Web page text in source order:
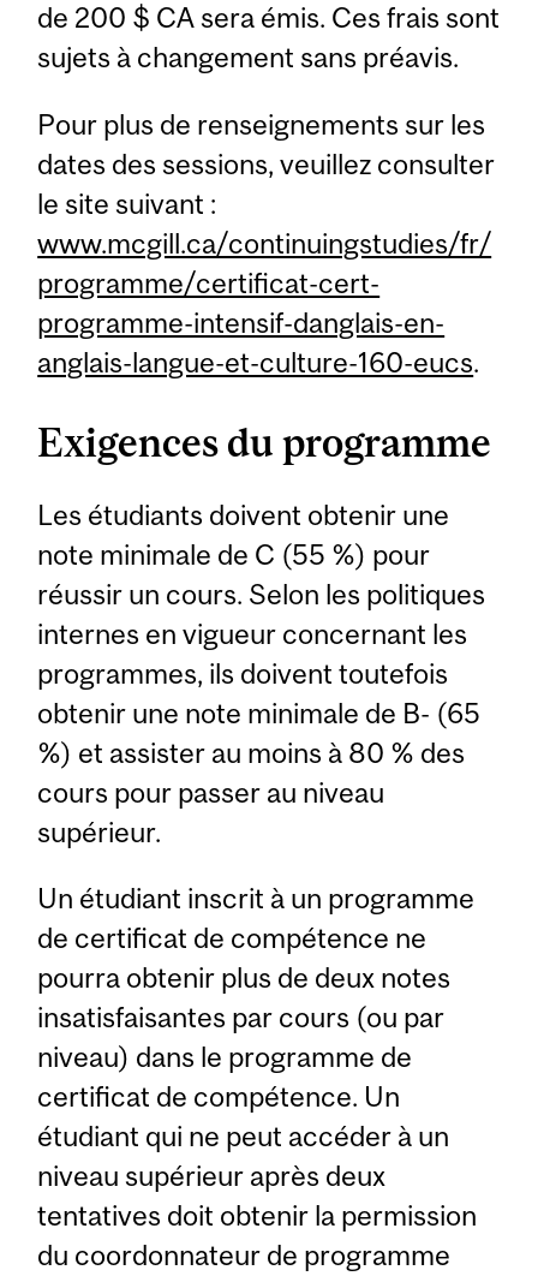
de 200 $ CA sera émis. Ces frais sont
sujets à changement sans préavis.
Pour plus de renseignements sur les
dates des sessions, veuillez consulter
le site suivant :
www.mcgill.ca/continuingstudies/fr/
programme/certificat-cert-
programme-intensif-danglais-en-
anglais-langue-et-culture-160-eucs.
Exigences du programme
Les étudiants doivent obtenir une
note minimale de C (55 %) pour
réussir un cours. Selon les politiques
internes en vigueur concernant les
programmes, ils doivent toutefois
obtenir une note minimale de B- (65
%) et assister au moins à 80 % des
cours pour passer au niveau
supérieur.
Un étudiant inscrit à un programme
de certificat de compétence ne
pourra obtenir plus de deux notes
insatisfaisantes par cours (ou par
niveau) dans le programme de
certificat de compétence. Un
étudiant qui ne peut accéder à un
niveau supérieur après deux
tentatives doit obtenir la permission
du coordonnateur de programme